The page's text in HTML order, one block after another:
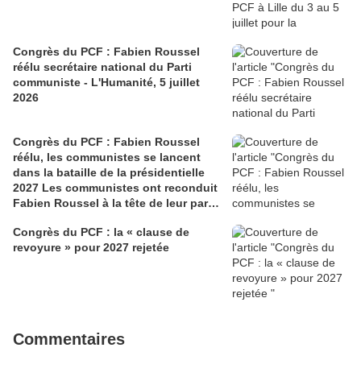
Congrès du PCF : Fabien Roussel
réélu secrétaire national du Parti
communiste - L'Humanité, 5 juillet
2026
Congrès du PCF : Fabien Roussel
réélu, les communistes se lancent
dans la bataille de la présidentielle
2027 Les communistes ont reconduit
Fabien Roussel à la tête de leur parti,
Lille. Le secrétaire national, dont la
candidature devrait être officialisée le
Congrès du PCF : la « clause de
revoyure » pour 2027 rejetée
Commentaires